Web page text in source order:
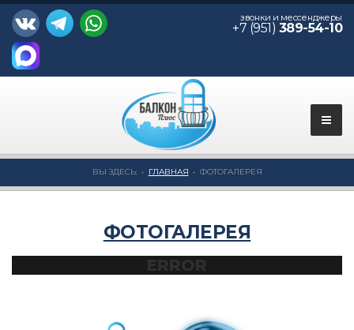
звонки и мессенджеры
+7 (951) 389-54-10
ВЫ ЗДЕСЬ: ГЛАВНАЯ ФОТОГАЛЕРЕЯ
ФОТОГАЛЕРЕЯ